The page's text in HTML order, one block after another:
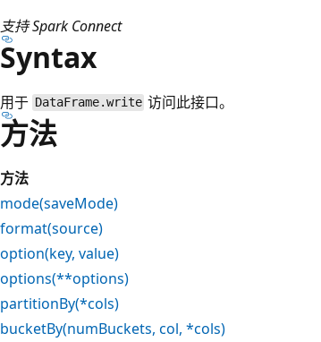
支持 Spark Connect
Syntax
用于 DataFrame.write 访问此接口。
方法
方法
mode(saveMode)
format(source)
option(key, value)
options(**options)
partitionBy(*cols)
bucketBy(numBuckets, col, *cols)